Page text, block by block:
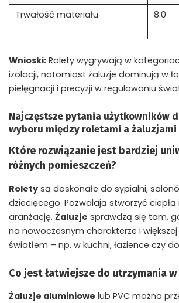
Trwałość materiału 8.0
Wnioski: Rolety wygrywają w
izolacji, natomiast żaluzje dominują w
pielęgnacji i precyzji w regulowaniu
Najczęstsze pytania użytkowników
wyboru między roletami a żaluzjami
Które rozwiązanie jest bardziej
różnych pomieszczeń?
Rolety są doskonałe do sypialni,
dziecięcego. Pozwalają stworzyć ciepłą
aranżację. Żaluzje sprawdzą się tam,
na nowoczesnym charakterze i
światłem – np. w kuchni, łazience czy
Co jest łatwiejsze do utrzymania
Żaluzje aluminiowe lub PVC można